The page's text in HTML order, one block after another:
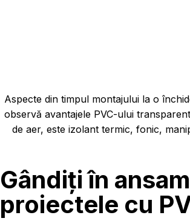
Aspecte din timpul montajului la o
observă avantajele PVC-ului
de aer, este izolant termic, fonic,
Gândiți în
proiectele cu